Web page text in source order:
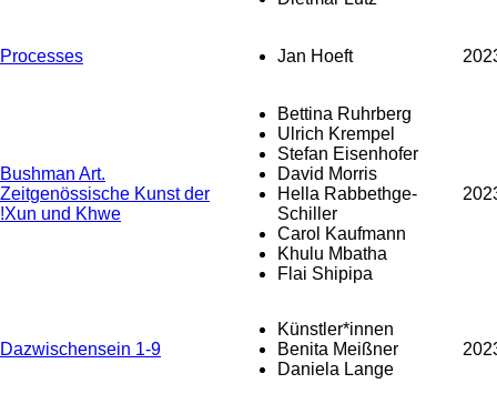
Processes Jan Hoeft
Bushman Art.
Zeitgenössische Kunst der
!Xun und Khwe
Bettina Ruhrberg
Ulrich Krempel
Stefan Eisenhofer
David Morris
Hella Rabbethge-
Schiller
Carol Kaufmann
Khulu Mbatha
Flai Shipipa
Dazwischensein 1-9
Künstler*innen
Benita Meißner
Daniela Lange